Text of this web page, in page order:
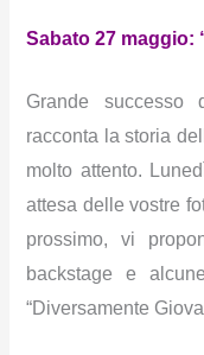
Sabato 27 maggio:
Grande successo
racconta la storia
molto attento.
attesa delle vostre
prossimo, vi
backstage e
“Diversamente